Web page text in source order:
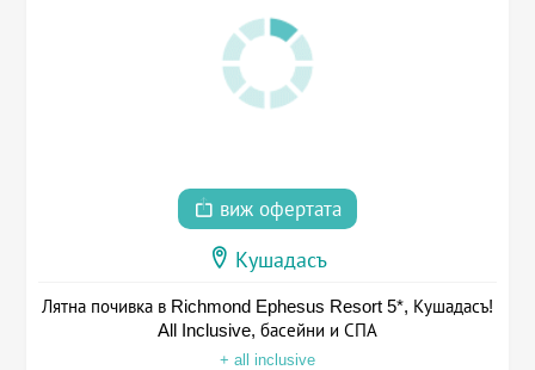
виж офертата
Кушадасъ
Лятна почивка в Richmond Ephesus Resort 5*, Кушадасъ!
All Inclusive, басейни и СПА
+ all inclusive